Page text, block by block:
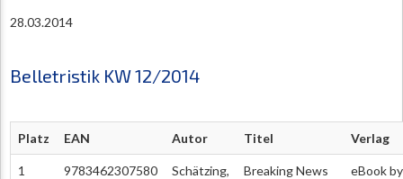
28.03.2014
Belletristik KW 12/2014
Platz EAN Autor Titel Verlag
1 9783462307580
Schätzing,
Breaking News
eBook by